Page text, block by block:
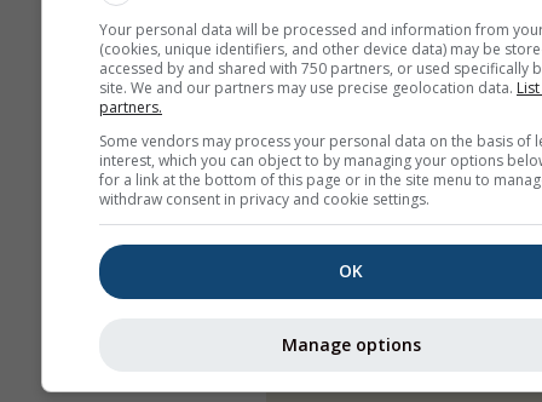
Your personal data will be processed and information from
(cookies, unique identifiers, and other device data) may be
accessed by and shared with 750 partners, or used specifically
site. We and our partners may use precise geolocation data.
partners.
Some vendors may process your personal data on the basis of
interest, which you can object to by managing your options
for a link at the bottom of this page or in the site menu to
withdraw consent in privacy and cookie settings.
OK
Manage options